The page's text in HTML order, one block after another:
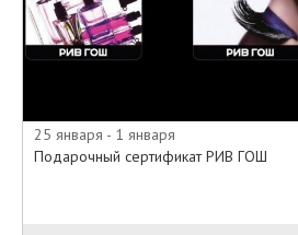
25 января - 1 января
Подарочный сертификат РИВ ГОШ